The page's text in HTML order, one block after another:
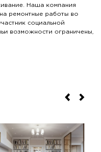
Наша компания
ремонтные работы во
социальной
возможности ограничены,